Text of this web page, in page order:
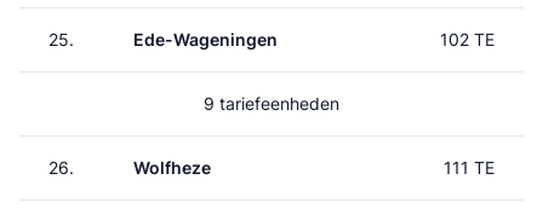
25. Ede-Wageningen 102 TE
9 tariefeenheden
26. Wolfheze 111 TE